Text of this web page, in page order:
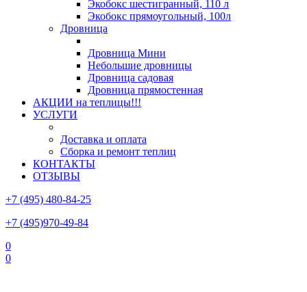
Экобокс шестигранный, 110 л
Экобокс прямоугольный, 100л
Дровница
Дровница Мини
Небольшие дровницы
Дровница садовая
Дровница прямостенная
АКЦИИ на теплицы!!!
УСЛУГИ
Доставка и оплата
Сборка и ремонт теплиц
КОНТАКТЫ
ОТЗЫВЫ
+7 (495) 480-84-25
+7 (495)970-49-84
0
0